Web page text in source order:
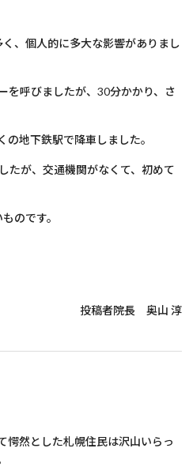
、個人的に多大な影響がありまし
を呼びましたが、 30分かかり、さ
地下鉄駅で降車しました。
たが、交通機関がなくて、初めて
のです。
投稿者院長 奥山 淳
愕然とした札幌住民は沢山いらっ